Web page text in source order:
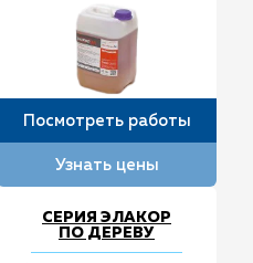
Посмотреть работы
Узнать цены
СЕРИЯ ЭЛАКОР
ПО ДЕРЕВУ